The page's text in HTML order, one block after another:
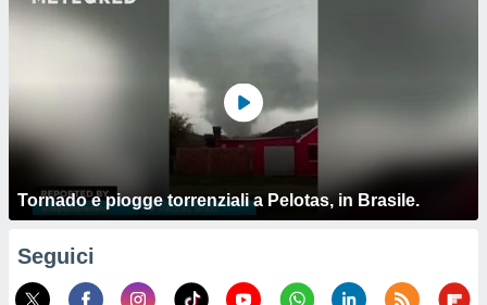
Tornado e piogge torrenziali a Pelotas, in Brasile.
Seguici